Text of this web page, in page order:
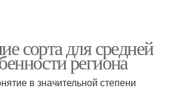
сорта для средней
региона
в значительной степени